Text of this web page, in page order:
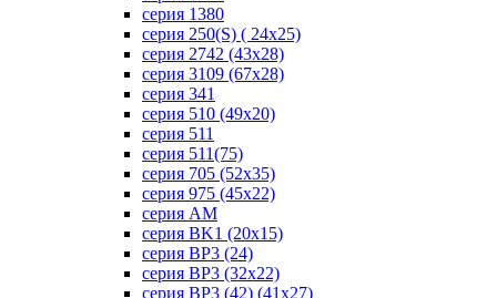
серия 1380
серия 250(S) ( 24х25)
серия 2742 (43х28)
серия 3109 (67х28)
серия 341
серия 510 (49х20)
серия 511
серия 511(75)
серия 705 (52х35)
серия 975 (45х22)
серия AM
серия BK1 (20х15)
серия BP3 (24)
серия BP3 (32х22)
серия BP3 (42) (41х27)